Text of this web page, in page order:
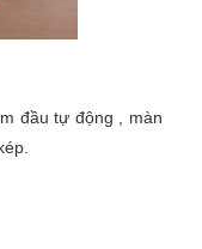
đầu tự động , màn